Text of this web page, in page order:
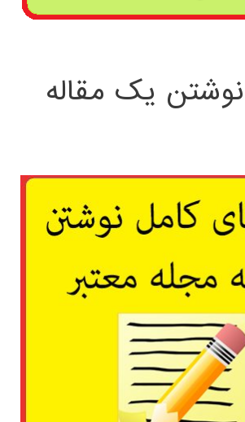
یک مقاله